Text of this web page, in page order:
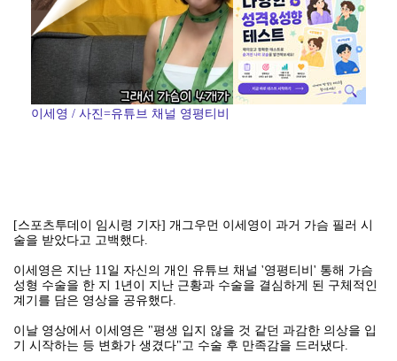
"기분 맞춰주려고" 축구협회, 외국인 심판 성접대 의혹…
대한축구협회, 외국인 심판 7차례 성접대 의혹…이 기간…
'나솔' 24기 옥순, 출연료 미지급 폭로 "1년 넘게…
'폭염 영향' 프로야구, 9일까지 리그 중단 결정…11…
이세영 / 사진=유튜브 채널 영평티비
[스포츠투데이 임시령 기자] 개그우먼 이세영이 과거 가슴 필러 시
술을 받았다고 고백했다.
이세영은 지난 11일 자신의 개인 유튜브 채널 '영평티비' 통해 가슴
성형 수술을 한 지 1년이 지난 근황과 수술을 결심하게 된 구체적인
계기를 담은 영상을 공유했다.
이날 영상에서 이세영은 "평생 입지 않을 것 같던 과감한 의상을 입
기 시작하는 등 변화가 생겼다"고 수술 후 만족감을 드러냈다.